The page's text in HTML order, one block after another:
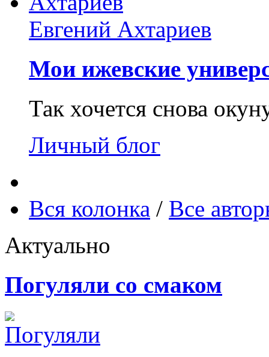
Евгений Ахтариев
Мои ижевские
Так хочется снова
Личный блог
Вся колонка / Все
Актуально
Погуляли со смаком